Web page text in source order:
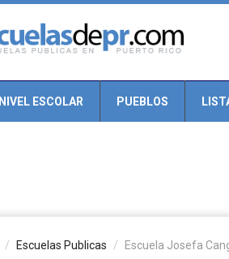
NIVEL ESCOLAR PUEBLOS
Escuelas Publicas Escuela Josefa